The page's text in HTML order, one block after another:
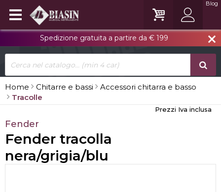
close
Spedizione gratuita a partire da € 199
Blog
Home Chitarre e bassi
Accessori chitarra e basso
Tracolle
Prezzi Iva inclusa
Fender
Fender tracolla
nera/grigia/blu